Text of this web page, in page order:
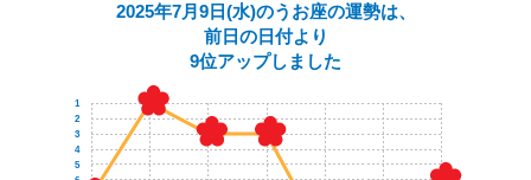
2025年7月9日(水)のうお座の運勢は、
前日の日付より
9位アップしました
5
4
3
2
1